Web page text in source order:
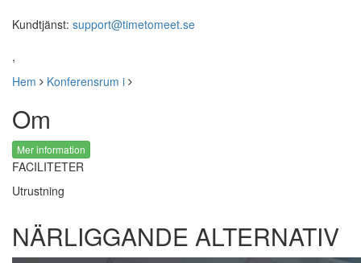
Kundtjänst: support@timetomeet.se
,
Hem
Konferensrum i
Om
Mer information
FACILITETER
Utrustning
NÄRLIGGANDE ALTERNATIV